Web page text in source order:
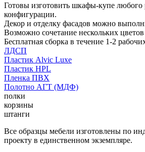
Готовы изготовить шкафы-купе любого
конфигурации.
Декор и отделку фасадов можно
Возможно сочетание нескольких
Бесплатная сборка в течение 1-2
ЛДСП
Пластик Alvic Luxe
Пластик HPL
Пленка ПВХ
Полотно АГТ (МДФ)
полки
корзины
штанги
Все образцы мебели изготовлены по
проекту в единственном экземпляре.